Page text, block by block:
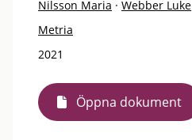
Nilsson Maria · Webber Luke
Metria
2021
Öppna dokument